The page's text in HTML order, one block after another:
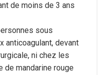
de moins de 3 ans
sous
anticoagulant, devant
ni chez les
de mandarine rouge